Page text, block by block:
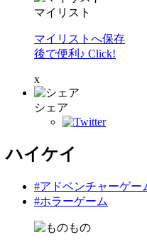
マイリスト
マイリストへ保存
後で便利♪ Click!
x
シェア
ハイケイ
#アドベンチャーゲー
#ホラーゲーム